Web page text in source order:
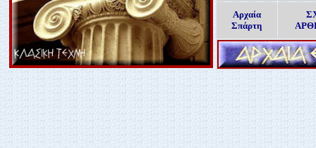
Αρχαία
Σπάρτη